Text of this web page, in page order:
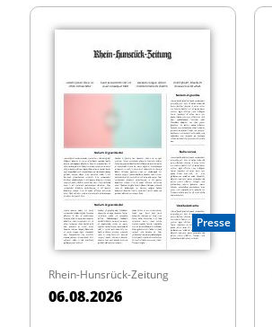
Presse
Rhein-Hunsrück-Zeitung
06.08.2026